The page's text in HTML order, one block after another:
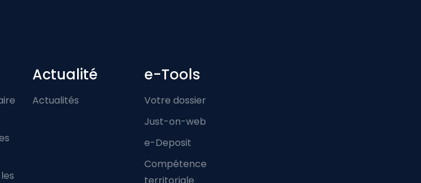
Actualité
Actualités
e-Tools
Votre dossier
Just-on-web
e-Deposit
Compétence